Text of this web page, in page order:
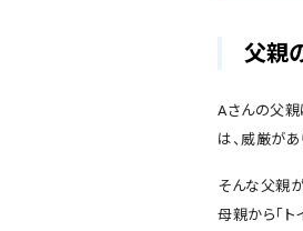
父親
Aさんの父親
は、威厳が
そんな父親
母親から「ト